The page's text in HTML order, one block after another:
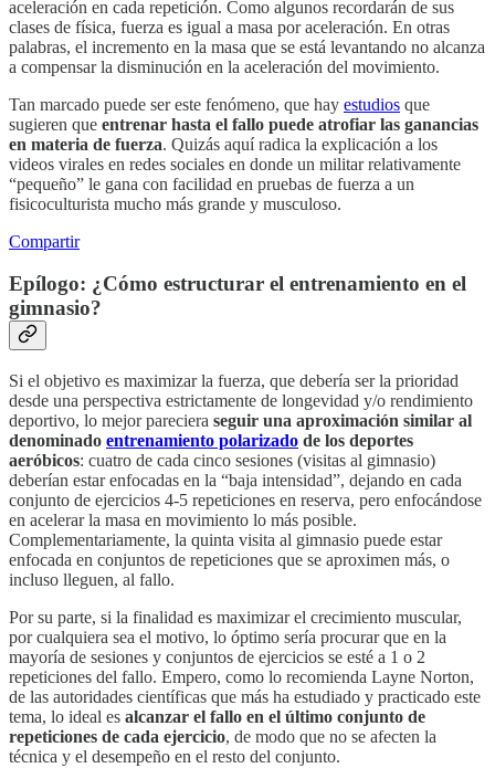
aceleración en cada repetición. Como algunos recordarán de sus
clases de física, fuerza es igual a masa por aceleración. En otras
palabras, el incremento en la masa que se está levantando no alcanza
a compensar la disminución en la aceleración del movimiento.
Tan marcado puede ser este fenómeno, que hay estudios que
sugieren que entrenar hasta el fallo puede atrofiar las ganancias
en materia de fuerza. Quizás aquí radica la explicación a los
videos virales en redes sociales en donde un militar relativamente
“pequeño” le gana con facilidad en pruebas de fuerza a un
fisicoculturista mucho más grande y musculoso.
Compartir
Epílogo: ¿Cómo estructurar el entrenamiento en el
gimnasio?
Si el objetivo es maximizar la fuerza, que debería ser la prioridad
desde una perspectiva estrictamente de longevidad y/o rendimiento
deportivo, lo mejor pareciera seguir una aproximación similar al
denominado entrenamiento polarizado de los deportes
aeróbicos: cuatro de cada cinco sesiones (visitas al gimnasio)
deberían estar enfocadas en la “baja intensidad”, dejando en cada
conjunto de ejercicios 4-5 repeticiones en reserva, pero enfocándose
en acelerar la masa en movimiento lo más posible.
Complementariamente, la quinta visita al gimnasio puede estar
enfocada en conjuntos de repeticiones que se aproximen más, o
incluso lleguen, al fallo.
Por su parte, si la finalidad es maximizar el crecimiento muscular,
por cualquiera sea el motivo, lo óptimo sería procurar que en la
mayoría de sesiones y conjuntos de ejercicios se esté a 1 o 2
repeticiones del fallo. Empero, como lo recomienda Layne Norton,
de las autoridades científicas que más ha estudiado y practicado este
tema, lo ideal es alcanzar el fallo en el último conjunto de
repeticiones de cada ejercicio, de modo que no se afecten la
técnica y el desempeño en el resto del conjunto.